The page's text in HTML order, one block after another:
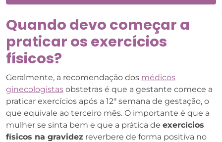
Quando devo começar a
praticar os exercícios
físicos?
Geralmente, a recomendação dos médicos
ginecologistas obstetras é que a gestante comece a
praticar exercícios após a 12ª semana de gestação, o
que equivale ao terceiro mês. O importante é que a
mulher se sinta bem e que a prática de exercícios
físicos na gravidez reverbere de forma positiva no